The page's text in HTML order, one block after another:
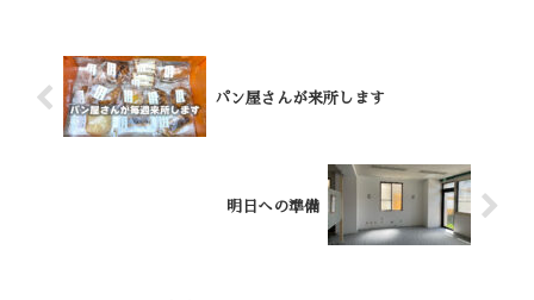
パン屋さんが来所します
明日への準備